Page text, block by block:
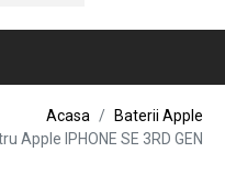
Acasa
Baterii Apple
Apple IPHONE SE 3RD GEN